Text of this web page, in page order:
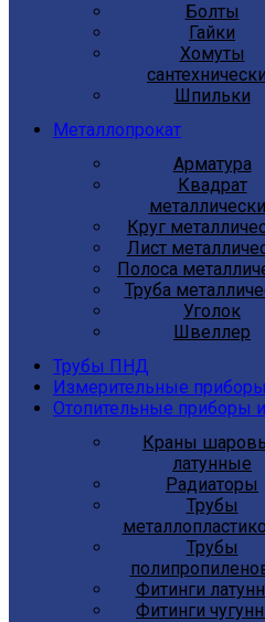
Болты
Гайки
Хомуты
Шпильки
Металлопрокат
Арматура
Квадрат
Круг
Лист
Полоса
Труба
Уголок
Швеллер
Трубы ПНД
Измерительные приборы
Отопительные приборы
Краны
латунные
Радиаторы
Трубы
Трубы
Фитинги
Фитинги